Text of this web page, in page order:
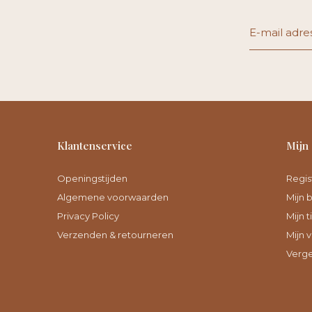
Klantenservice
Openingstijden
Algemene voorwaarden
Privacy Policy
Verzenden & retourneren
Mijn
Mijn
Mijn
Mijn